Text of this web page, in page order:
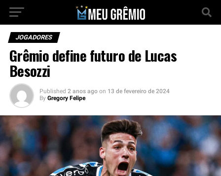
JOGADORES
Grêmio define futuro de Lucas
Besozzi
Published 2 anos ago on 13 de fevereiro de 2024
By Gregory Felipe